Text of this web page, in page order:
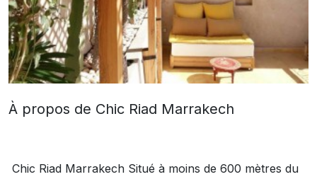
À propos de Chic Riad Marrakech
Chic Riad Marrakech Situé à moins de 600 mètres du